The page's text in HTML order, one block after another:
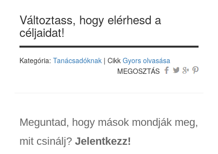
Változtass, hogy elérhesd a
céljaidat!
Kategória: Tanácsadóknak | Cikk Gyors olvasása
MEGOSZTÁS
Meguntad, hogy mások mondják meg,
mit csinálj? Jelentkezz!